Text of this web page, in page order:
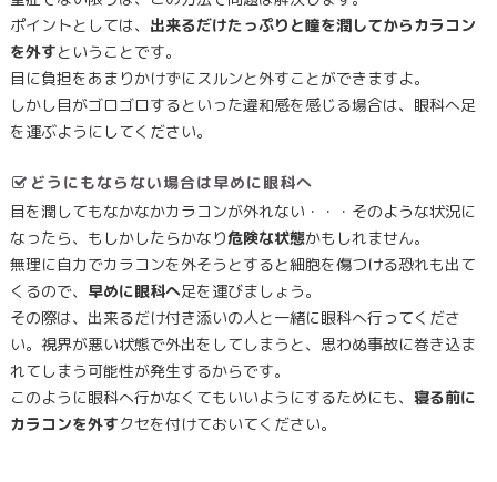
ポイントとしては、 出来るだけたっぷりと瞳を潤してからカラコン
を外すということです。
目に負担をあまりかけずにスルンと外すことができますよ。
しかし目がゴロゴロするといった違和感を感じる場合は、眼科へ足
を運ぶようにしてください。
どうにもならない場合は早めに眼科へ
目を潤してもなかなかカラコンが外れない・・・そのような状況に
なったら、もしかしたらかなり危険な状態かもしれません。
無理に自力でカラコンを外そうとすると細胞を傷つける恐れも出て
くるので、 早めに眼科へ足を運びましょう。
その際は、出来るだけ付き添いの人と一緒に眼科へ行ってくださ
い。視界が悪い状態で外出をしてしまうと、思わぬ事故に巻き込ま
れてしまう可能性が発生するからです。
このように眼科へ行かなくてもいいようにするためにも、 寝る前に
カラコンを外すクセを付けておいてください。